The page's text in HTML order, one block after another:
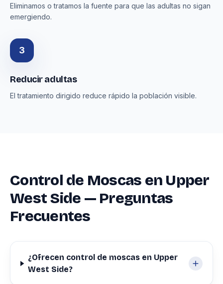
Eliminamos o tratamos la fuente para que las adultas no sigan
emergiendo.
3
Reducir adultas
El tratamiento dirigido reduce rápido la población visible.
Control de Moscas en Upper
West Side — Preguntas
Frecuentes
¿Ofrecen control de moscas en Upper
West Side?